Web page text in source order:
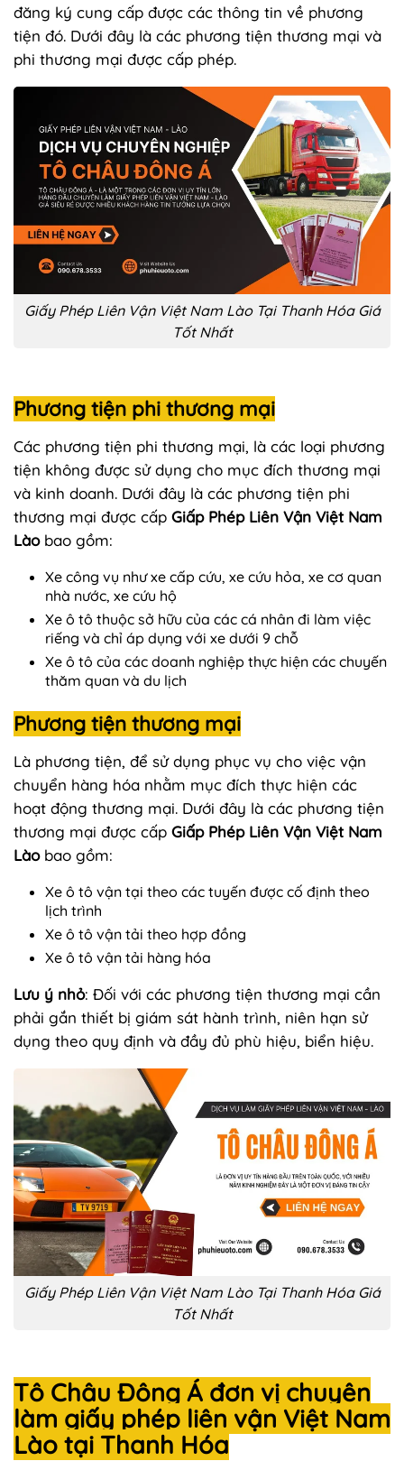
đăng ký cung cấp được các thông tin về phương
tiện đó. Dưới đây là các phương tiện thương mại và
phi thương mại được cấp phép.
Giấy Phép Liên Vận Việt Nam Lào Tại Thanh Hóa Giá
Tốt Nhất
Phương tiện phi thương mại
Các phương tiện phi thương mại, là các loại phương
tiện không được sử dụng cho mục đích thương mại
và kinh doanh. Dưới đây là các phương tiện phi
thương mại được cấp Giấp Phép Liên Vận Việt Nam
Làobao gồm:
Xe công vụ như xe cấp cứu, xe cứu hỏa, xe cơ quan
nhà nước, xe cứu hộ
Xe ô tô thuộc sở hữu của các cá nhân đi làm việc
riếng và chỉ áp dụng với xe dưới 9 chỗ
Xe ô tô của các doanh nghiệp thực hiện các chuyến
thăm quan và du lịch
Phương tiện thương mại
Là phương tiện, để sử dụng phục vụ cho việc vận
chuyển hàng hóa nhằm mục đích thực hiện các
hoạt động thương mại. Dưới đây là các phương tiện
thương mại được cấp Giấp Phép Liên Vận Việt Nam
Làobao gồm:
Xe ô tô vận tại theo các tuyến được cố định theo
lịch trình
Xe ô tô vận tải theo hợp đồng
Xe ô tô vận tải hàng hóa
Lưu ý nhỏ: Đối với các phương tiện thương mại cần
phải gắn thiết bị giám sát hành trình, niên hạn sử
dụng theo quy định và đầy đủ phù hiệu, biển hiệu.
Giấy Phép Liên Vận Việt Nam Lào Tại Thanh Hóa Giá
Tốt Nhất
Tô Châu Đông Á đơn vị chuyên
làm giấy phép liên vận Việt Nam
Lào tại Thanh Hóa